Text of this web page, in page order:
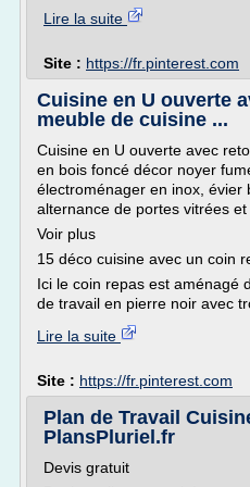
Lire la suite
Site : https://fr.pinterest.com
Cuisine en U ouverte
meuble de cuisine ...
Cuisine en U ouverte avec
en bois foncé décor noyer
électroménager en inox, évier
alternance de portes vitrées
Voir plus
15 déco cuisine avec un coin
Ici le coin repas est aménagé
de travail en pierre noir avec
Lire la suite
Site : https://fr.pinterest.com
Plan de Travail
PlansPluriel.fr
Devis gratuit